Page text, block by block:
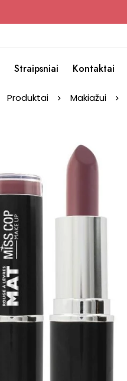
Straipsniai Kontaktai
Produktai Makiažui